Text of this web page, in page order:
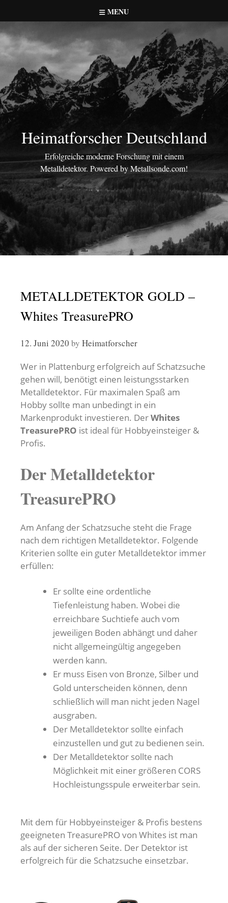
to
content
MENU
Heimatforscher Deutschland
Erfolgreiche moderne Forschung mit einem
Metalldetektor. Powered by Metallsonde.com!
METALLDETEKTOR GOLD –
Whites TreasurePRO
12. Juni 2020 by Heimatforscher
Wer in Plattenburg erfolgreich auf Schatzsuche
gehen will, benötigt einen leistungsstarken
Metalldetektor. Für maximalen Spaß am
Hobby sollte man unbedingt in ein
Markenprodukt investieren. DerWhites
TreasurePRO ist ideal für Hobbyeinsteiger &
Profis.
Der Metalldetektor
TreasurePRO
Am Anfang der Schatzsuche steht die Frage
nach dem richtigen Metalldetektor. Folgende
Kriterien sollte ein guter Metalldetektor immer
erfüllen:
Er sollte eine ordentliche
Tiefenleistung haben. Wobei die
erreichbare Suchtiefe auch vom
jeweiligen Boden abhängt und daher
nicht allgemeingültig angegeben
werden kann.
Er muss Eisen von Bronze, Silber und
Gold unterscheiden können, denn
schließlich will man nicht jeden Nagel
ausgraben.
Der Metalldetektor sollte einfach
einzustellen und gut zu bedienen sein.
Der Metalldetektor sollte nach
Möglichkeit mit einer größeren CORS
Hochleistungsspule erweiterbar sein.
Mit dem für Hobbyeinsteiger & Profis bestens
geeigneten TreasurePRO von Whites ist man
als auf der sicheren Seite. Der Detektor ist
erfolgreich für die Schatzsuche einsetzbar.